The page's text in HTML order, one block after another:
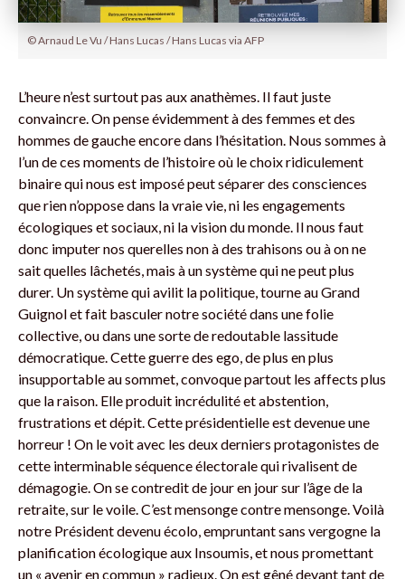
© Arnaud Le Vu / Hans Lucas / Hans Lucas via AFP
L’heure n’est surtout pas aux anathèmes. Il faut juste
convaincre. On pense évidemment à des femmes et des
hommes de gauche encore dans l’hésitation. Nous sommes à
l’un de ces moments de l’histoire où le choix ridiculement
binaire qui nous est imposé peut séparer des consciences
que rien n’oppose dans la vraie vie, ni les engagements
écologiques et sociaux, ni la vision du monde. Il nous faut
donc imputer nos querelles non à des trahisons ou à on ne
sait quelles lâchetés, mais à un système qui ne peut plus
durer. Un système qui avilit la politique, tourne au Grand
Guignol et fait basculer notre société dans une folie
collective, ou dans une sorte de redoutable lassitude
démocratique. Cette guerre des ego, de plus en plus
insupportable au sommet, convoque partout les affects plus
que la raison. Elle produit incrédulité et abstention,
frustrations et dépit. Cette présidentielle est devenue une
horreur ! On le voit avec les deux derniers protagonistes de
cette interminable séquence électorale qui rivalisent de
démagogie. On se contredit de jour en jour sur l’âge de la
retraite, sur le voile. C’est mensonge contre mensonge. Voilà
notre Président devenu écolo, empruntant sans vergogne la
planification écologique aux Insoumis, et nous promettant
un « avenir en commun » radieux. On est gêné devant tant de